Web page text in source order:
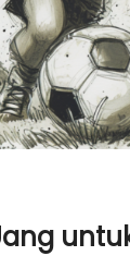
untuk